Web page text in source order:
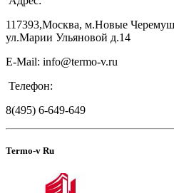
117393,Москва, м.Новые
ул.Марии Ульяновой д.14
E-Mail: info@termo-v.ru
Телефон:
8(495) 6-649-649
Termo-v Ru